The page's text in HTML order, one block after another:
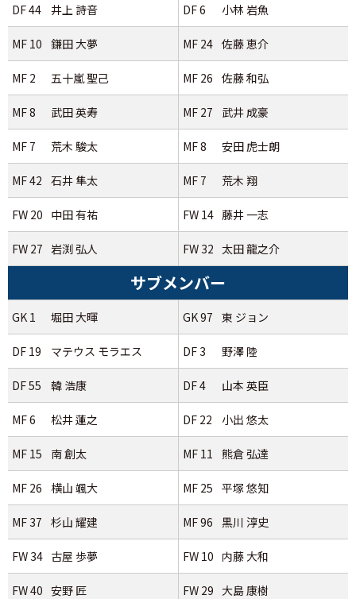
DF 44 井上 詩音 DF 6 小林 岩魚
MF 10 鎌田 大夢 MF 24 佐藤 恵介
MF 2 五十嵐 聖己 MF 26 佐藤 和弘
MF 8 武田 英寿 MF 27 武井 成豪
MF 7 荒木 駿太 MF 8 安田 虎士朗
MF 42 石井 隼太 MF 7 荒木 翔
FW 20 中田 有祐 FW 14 藤井 一志
FW 27 岩渕 弘人 FW 32 太田 龍之介
サブメンバー
GK 1 堀田 大暉 GK 97 東 ジョン
DF 19 マテウス モラエス DF 3 野澤 陸
DF 55 韓 浩康 DF 4 山本 英臣
MF 6 松井 蓮之 DF 22 小出 悠太
MF 15 南 創太 MF 11 熊倉 弘達
MF 26 横山 颯大 MF 25 平塚 悠知
MF 37 杉山 耀建 MF 96 黒川 淳史
FW 34 古屋 歩夢 FW 10 内藤 大和
FW 40 安野 匠 FW 29 大島 康樹